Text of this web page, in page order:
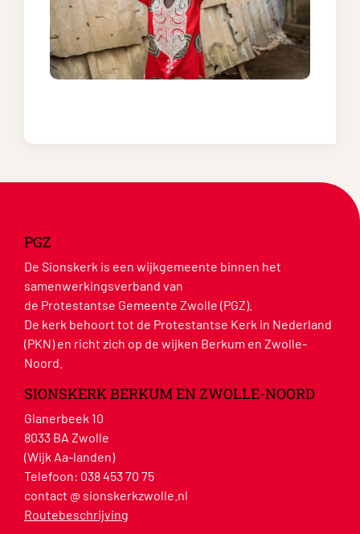
PGZ
De Sionskerk is een wijkgemeente binnen het
samenwerkingsverband van
de Protestantse Gemeente Zwolle (PGZ).
De kerk behoort tot de Protestantse Kerk in Nederland
(PKN) en richt zich op de wijken Berkum en Zwolle-
Noord.
SIONSKERK BERKUM EN ZWOLLE-NOORD
Glanerbeek 10
8033 BA Zwolle
(Wijk Aa-landen)
Telefoon: 038 453 70 75
contact @ sionskerkzwolle.nl
Routebeschrijving